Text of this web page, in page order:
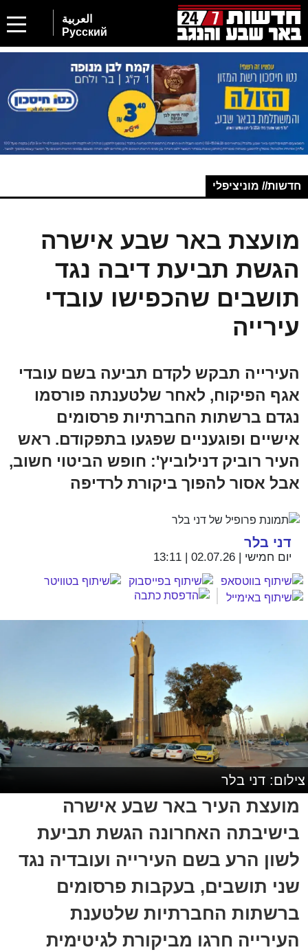
العربية
Русский
חדשות// מוניציפלי
מועצת באר שבע אישרה
הגשת תביעת דיבה נגד
תושבים שהכפישו עובדי
עירייה
העירייה תבקש לקדם תביעה בשם עובדי
אגף הפיקוח, לאחר שלטענתה פורסמו
נגדם ברשתות החברתיות פרסומים
אישיים ופוגעניים שפגעו בתפקודם. ראש
העיר רוביק דנילוביץ': חופש הביטוי חשוב,
אבל אסור להפוך ביקורת לרדיפה
דני בלר
יום חמישי | 02.07.26 | 13:11
צילום: דני בלר
מועצת העיר באר שבע אישרה
בישיבתה האחרונה הגשת תביעת
לשון הרע בשם העירייה ועובדיה נגד
שני תושבים, בעקבות פרסומים
ברשתות החברתיות שלטענת
העירייה חרגו מביקורת לגיטימית